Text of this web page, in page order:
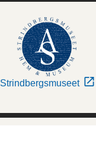
Strindbergsmuseet